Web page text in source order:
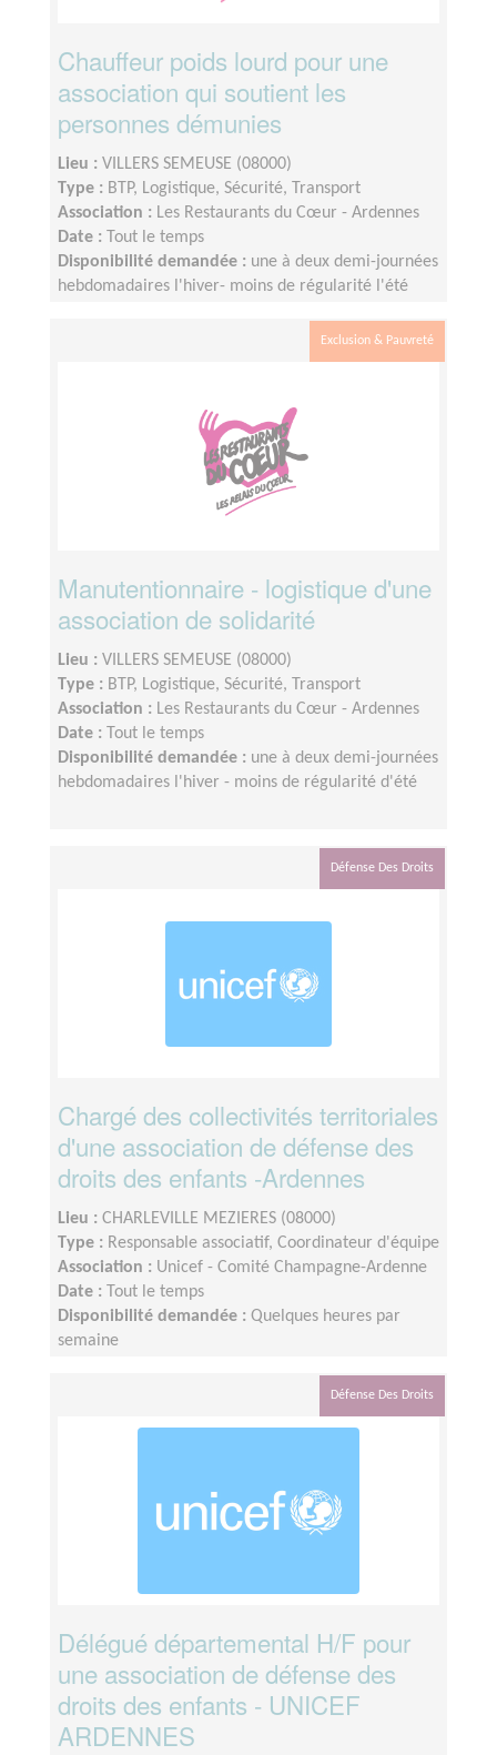
Chauffeur poids lourd pour une
association qui soutient les
personnes démunies
Lieu : VILLERS SEMEUSE (08000)
Type : BTP, Logistique, Sécurité, Transport
Association : Les Restaurants du Cœur - Ardennes
Date :
Tout le temps
Disponibilité demandée : une à deux demi-journées
hebdomadaires l'hiver- moins de régularité l'été
Exclusion & Pauvreté
Manutentionnaire - logistique d'une
association de solidarité
Lieu : VILLERS SEMEUSE (08000)
Type : BTP, Logistique, Sécurité, Transport
Association : Les Restaurants du Cœur - Ardennes
Date :
Tout le temps
Disponibilité demandée : une à deux demi-journées
hebdomadaires l'hiver - moins de régularité d'été
Défense Des Droits
Chargé des collectivités territoriales
d'une association de défense des
droits des enfants -Ardennes
Lieu : CHARLEVILLE MEZIERES (08000)
Type : Responsable associatif, Coordinateur d'équipe
Association : Unicef - Comité Champagne-Ardenne
Date :
Tout le temps
Disponibilité demandée : Quelques heures par
semaine
Défense Des Droits
Délégué départemental H/F pour
une association de défense des
droits des enfants - UNICEF
ARDENNES